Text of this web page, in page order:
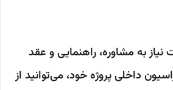
نیاز به مشاوره، راهنمایی و عقد
داخلی پروژه خود، می‌توانید از